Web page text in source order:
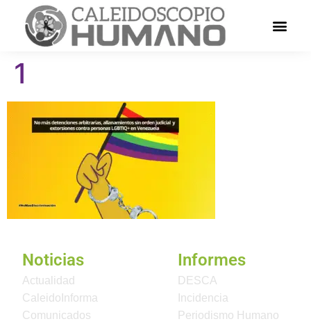
1
Noticias
Actualidad
CaleidoInforma
Comunicados
Informes
DESCA
Incidencia
Periodismo Humano